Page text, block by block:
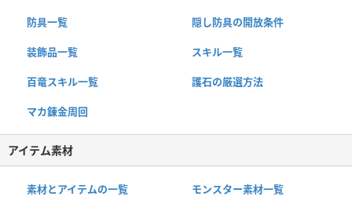
防具一覧 隠し防具の開放条件
装飾品一覧 スキル一覧
百竜スキル一覧 護石の厳選方法
マカ錬金周回
アイテム素材
素材とアイテムの一覧 モンスター素材一覧